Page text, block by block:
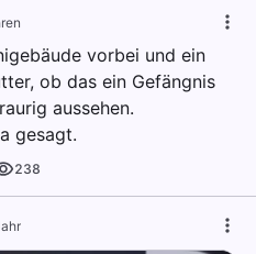
vorbei und ein
ob das ein Gefängnis
aussehen.
gesagt.
238